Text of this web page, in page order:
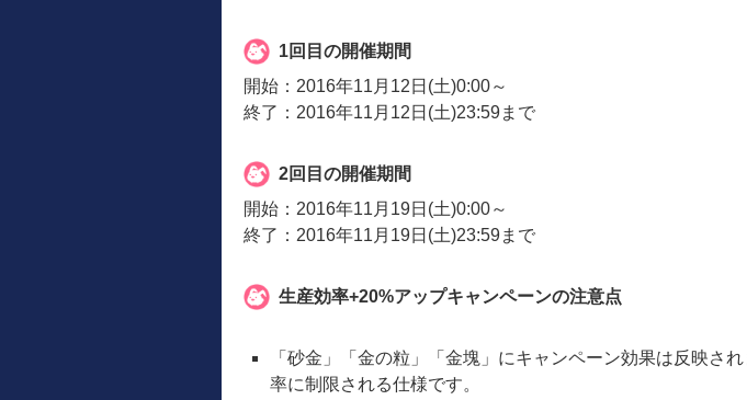
1回目の開催期間
開始：2016年11月12日(土)0:00～
終了：2016年11月12日(土)23:59まで
2回目の開催期間
開始：2016年11月19日(土)0:00～
終了：2016年11月19日(土)23:59まで
生産効率+20%アップキャンペーンの注意点
「砂金」「金の粒」「金塊」にキャンペーン効果は反映さ
率に制限される仕様です。